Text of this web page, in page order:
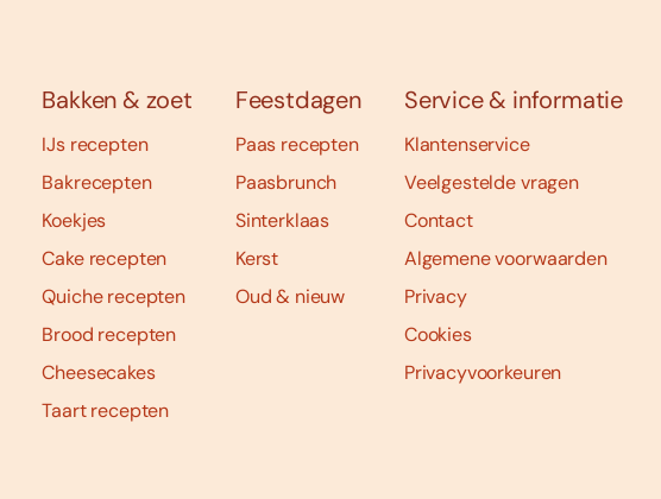
Bakken & zoet
IJs recepten
Bakrecepten
Koekjes
Cake recepten
Quiche recepten
Brood recepten
Cheesecakes
Taart recepten
Feestdagen
Paas recepten
Paasbrunch
Sinterklaas
Kerst
Oud & nieuw
Service & informatie
Klantenservice
Veelgestelde vragen
Contact
Algemene voorwaarden
Privacy
Cookies
Privacyvoorkeuren